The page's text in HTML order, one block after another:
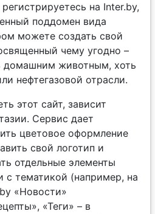
на Inter.by,
поддомен вида
можете создать свой
чему угодно –
домашним животным, хоть
нефтегазовой отрасли.
этот сайт, зависит
Сервис дает
цветовое оформление
свой логотип и
отдельные элементы
с тематикой (например, на
«Новости»
«Теги» – в